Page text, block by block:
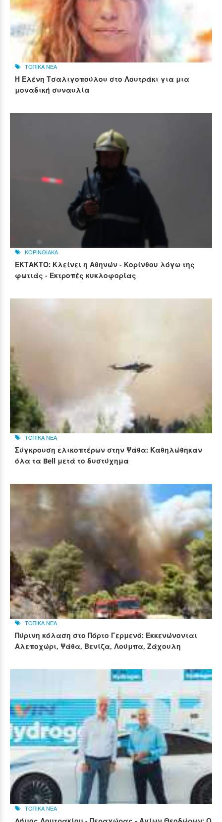
ΤΟΠΙΚΑ ΝΕΑ
Η Ελένη Τσαλιγοπούλου στο Λουτράκι για μια
μοναδική συναυλία
ΚΟΡΙΝΘΙΑΚΑ
ΕΚΤΑΚΤΟ: Κλείνει η Αθηνών - Κορίνθου λόγω της
φωτιάς - Εκτροπές κυκλοφορίας
ΤΟΠΙΚΑ ΝΕΑ
Σύγκρουση ελικοπτέρων στην Ψάθα: Καθηλώθηκαν
όλα τα Bell μετά το δυστύχημα
ΤΟΠΙΚΑ ΝΕΑ
Πύρινη κόλαση στο Πόρτο Γερμενό: Εκκενώνονται
Αλεποχώρι, Ψάθα, Βενίζα, Λούμπα, Ζάχουλη
ΤΟΠΙΚΑ ΝΕΑ